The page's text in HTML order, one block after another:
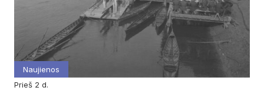
Naujienos
prieš 2 d.